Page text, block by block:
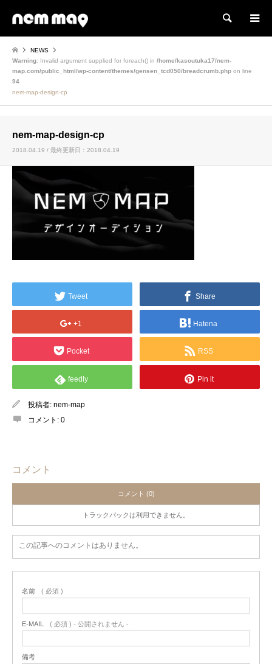
検索
NEWS
Warning: Invalid argument supplied for foreach() in /home/kasoutuka17/nem-
map.com/public_html/wp-content/themes/gensen_tcd050/breadcrumb.php on line
94
nem-map-design-cp
nem-map-design-cp
2018.04.19 / 最終更新日：2018.04.19
Tweet Share
+1 Hatena
Pocket RSS
feedly Pin it
投稿者: nem-map
コメント: 0
コメント
コメント (0)
トラックバックは利用できません。
この記事へのコメントはありません。
名前 ( 必須 )
E-MAIL ( 必須 ) - 公開されません -
備考